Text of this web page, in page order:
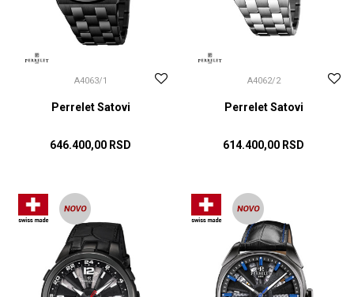
A4063/1
Perrelet Satovi
646.400,00 RSD
DODAJ U KORPU
A4062/2
Perrelet Satovi
614.400,00 RSD
DODAJ U KORPU